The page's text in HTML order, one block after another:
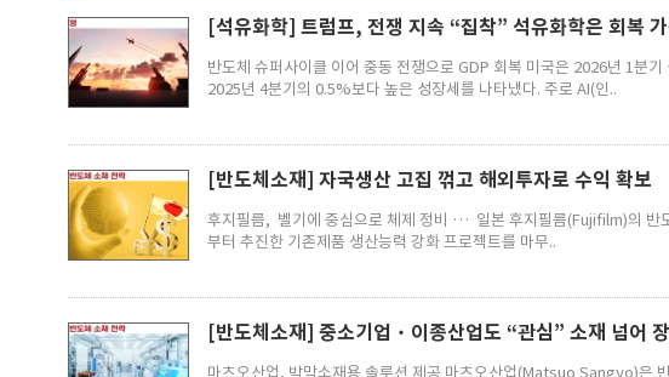
[석유화학] 트럼프, 전쟁 지속 “집착” 석유화학은 회복
반도체 슈퍼사이클 이어 중동 전쟁으로 GDP 회복 미국은 2026년 1분
2025년 4분기의 0.5%보다 높은 성장세를 나타냈다. 주로 AI(인..
[반도체소재] 자국생산 고집 꺾고 해외투자로 수익 확보
후지필름, 벨기에 중심으로 체제 정비 … 일본 후지필름(Fujifilm)의
부터 추진한 기존제품 생산능력 강화 프로젝트를 마무..
[반도체소재] 중소기업‧이종산업도 “관심” 소재 넘어
마츠오산업, 박막소재용 솔루션 제공 마츠오산업(Matsuo Sangyo)은